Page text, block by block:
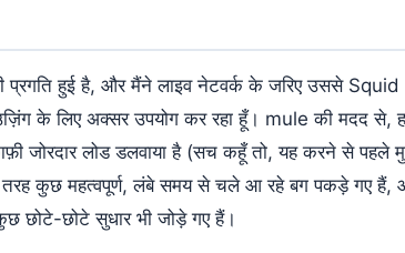
प्रगति हुई है, और मैंने लाइव नेटवर्क के जरिए उससे
के लिए अक्सर उपयोग कर रहा हूँ। mule की मदद से,
जोरदार लोड डलवाया है (सच कहूँ तो, यह करने से पहले
कुछ महत्वपूर्ण, लंबे समय से चले आ रहे बग पकड़े गए हैं,
छोटे-छोटे सुधार भी जोड़े गए हैं।